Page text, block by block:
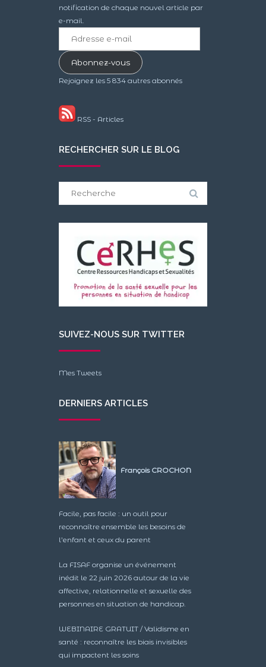
notification de chaque nouvel article par
e-mail.
mailAbonnez-vous
Rejoignez les 5 834 autres abonnés
RSS - Articles
RECHERCHER SUR LE BLOG
SUIVEZ-NOUS SUR TWITTER
Mes Tweets
DERNIERS ARTICLES
François CROCHON
Facile, pas facile : un outil pour
reconnaître ensemble les besoins de
l’enfant et ceux du parent
La FISAF organise un événement
inédit le 22 juin 2026 autour de la vie
affective, relationnelle et sexuelle des
personnes en situation de handicap.
WEBINAIRE GRATUIT / Validisme en
santé : reconnaître les biais invisibles
qui impactent les soins